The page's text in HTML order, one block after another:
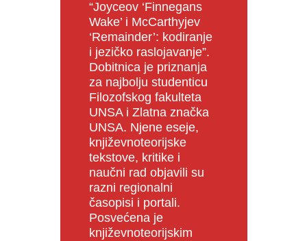
“Joyceov ‘Finnegans
Wake’ i McCarthyjev
‘Remainder’: kodiranje
i jezičko raslojavanje”.
Dobitnica je priznanja
za najbolju studenticu
Filozofskog fakulteta
UNSA i Zlatna značka
UNSA. Njene eseje,
književnoteorijske
tekstove, kritike i
naučni rad objavili su
razni regionalni
časopisi i portali.
Posvećena je
književnoteorijskim